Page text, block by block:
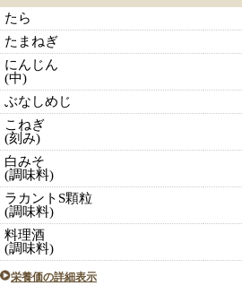
たら
たまねぎ
にんじん
(中)
ぶなしめじ
こねぎ
(刻み)
白みそ
(調味料)
ラカントS顆粒
(調味料)
料理酒
(調味料)
栄養価の詳細表示